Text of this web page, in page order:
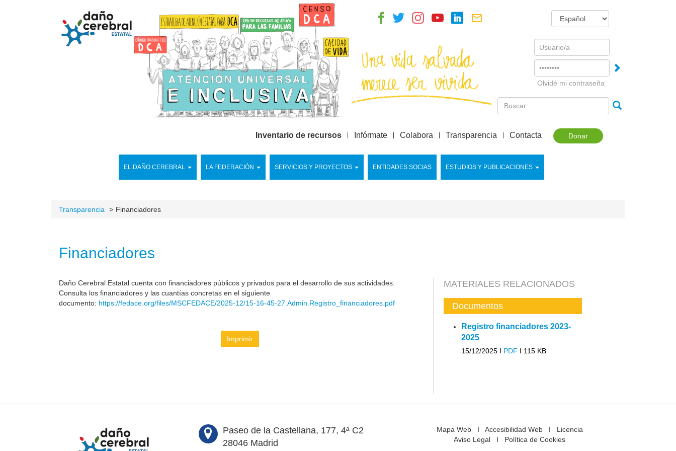
Username
Olvidé mi contraseña
Donar
EL DAÑO CEREBRAL LA FEDERACIÓN SERVICIOS Y PROYECTOS ENTIDADES SOCIAS ESTUDIOS Y PUBLICACIONES
Inventario de recursos Infórmate Colabora Transparencia Contacta
Transparencia Financiadores
Financiadores
Daño Cerebral Estatal cuenta con financiadores públicos y privados para el desarrollo de sus actividades.
Consulta los financiadores y las cuantías concretas en el siguiente
documento: https://fedace.org/files/MSCFEDACE/2025-12/15-16-45-27.Admin.Registro_financiadores.pdf
Imprimir
MATERIALES RELACIONADOS
Documentos
Registro financiadores 2023-
2025
15/12/2025 I PDF I 115 KB
Paseo de la Castellana, 177, 4ª C2
28046 Madrid
Mapa WebI Accesibilidad WebI Licencia
Aviso Legal I Política de Cookies